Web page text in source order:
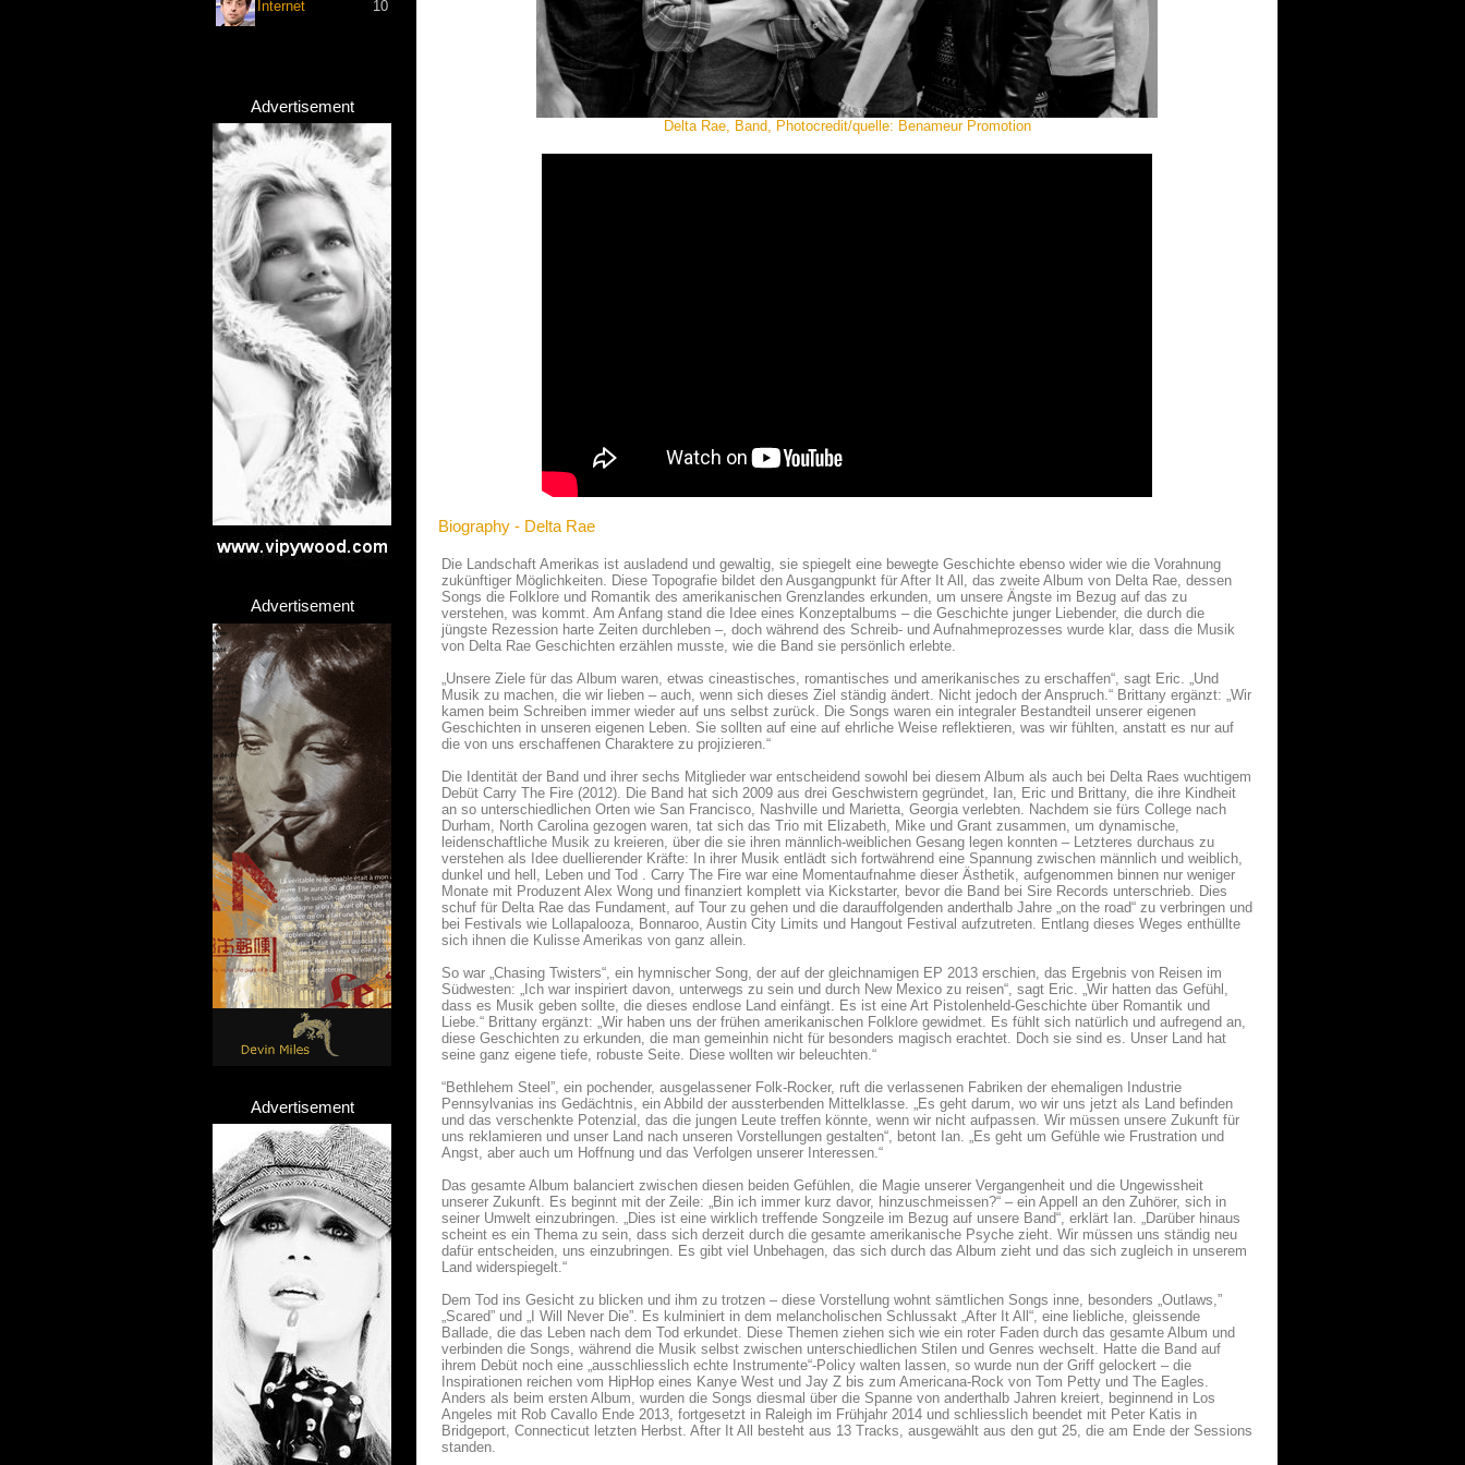
Internet 10
Advertisement
Advertisement
Advertisement
Delta Rae, Band, Photocredit/quelle: Benameur Promotion
Biography - Delta Rae
Die Landschaft Amerikas ist ausladend und gewaltig, sie spiegelt eine bewegte Geschichte ebenso wider wie die Vorahnung
zukünftiger Möglichkeiten. Diese Topografie bildet den Ausgangpunkt für After It All, das zweite Album von Delta Rae, dessen
Songs die Folklore und Romantik des amerikanischen Grenzlandes erkunden, um unsere Ängste im Bezug auf das zu
verstehen, was kommt. Am Anfang stand die Idee eines Konzeptalbums – die Geschichte junger Liebender, die durch die
jüngste Rezession harte Zeiten durchleben –, doch während des Schreib- und Aufnahmeprozesses wurde klar, dass die Musik
von Delta Rae Geschichten erzählen musste, wie die Band sie persönlich erlebte.
„Unsere Ziele für das Album waren, etwas cineastisches, romantisches und amerikanisches zu erschaffen“, sagt Eric. „Und
Musik zu machen, die wir lieben – auch, wenn sich dieses Ziel ständig ändert. Nicht jedoch der Anspruch.“ Brittany ergänzt: „Wir
kamen beim Schreiben immer wieder auf uns selbst zurück. Die Songs waren ein integraler Bestandteil unserer eigenen
Geschichten in unseren eigenen Leben. Sie sollten auf eine auf ehrliche Weise reflektieren, was wir fühlten, anstatt es nur auf
die von uns erschaffenen Charaktere zu projizieren.“
Die Identität der Band und ihrer sechs Mitglieder war entscheidend sowohl bei diesem Album als auch bei Delta Raes wuchtigem
Debüt Carry The Fire (2012). Die Band hat sich 2009 aus drei Geschwistern gegründet, Ian, Eric und Brittany, die ihre Kindheit
an so unterschiedlichen Orten wie San Francisco, Nashville und Marietta, Georgia verlebten. Nachdem sie fürs College nach
Durham, North Carolina gezogen waren, tat sich das Trio mit Elizabeth, Mike und Grant zusammen, um dynamische,
leidenschaftliche Musik zu kreieren, über die sie ihren männlich-weiblichen Gesang legen konnten – Letzteres durchaus zu
verstehen als Idee duellierender Kräfte: In ihrer Musik entlädt sich fortwährend eine Spannung zwischen männlich und weiblich,
dunkel und hell, Leben und Tod . Carry The Fire war eine Momentaufnahme dieser Ästhetik, aufgenommen binnen nur weniger
Monate mit Produzent Alex Wong und finanziert komplett via Kickstarter, bevor die Band bei Sire Records unterschrieb. Dies
schuf für Delta Rae das Fundament, auf Tour zu gehen und die darauffolgenden anderthalb Jahre „on the road“ zu verbringen und
bei Festivals wie Lollapalooza, Bonnaroo, Austin City Limits und Hangout Festival aufzutreten. Entlang dieses Weges enthüllte
sich ihnen die Kulisse Amerikas von ganz allein.
So war „Chasing Twisters“, ein hymnischer Song, der auf der gleichnamigen EP 2013 erschien, das Ergebnis von Reisen im
Südwesten: „Ich war inspiriert davon, unterwegs zu sein und durch New Mexico zu reisen“, sagt Eric. „Wir hatten das Gefühl,
dass es Musik geben sollte, die dieses endlose Land einfängt. Es ist eine Art Pistolenheld-Geschichte über Romantik und
Liebe.“ Brittany ergänzt: „Wir haben uns der frühen amerikanischen Folklore gewidmet. Es fühlt sich natürlich und aufregend an,
diese Geschichten zu erkunden, die man gemeinhin nicht für besonders magisch erachtet. Doch sie sind es. Unser Land hat
seine ganz eigene tiefe, robuste Seite. Diese wollten wir beleuchten.“
“Bethlehem Steel”, ein pochender, ausgelassener Folk-Rocker, ruft die verlassenen Fabriken der ehemaligen Industrie
Pennsylvanias ins Gedächtnis, ein Abbild der aussterbenden Mittelklasse. „Es geht darum, wo wir uns jetzt als Land befinden
und das verschenkte Potenzial, das die jungen Leute treffen könnte, wenn wir nicht aufpassen. Wir müssen unsere Zukunft für
uns reklamieren und unser Land nach unseren Vorstellungen gestalten“, betont Ian. „Es geht um Gefühle wie Frustration und
Angst, aber auch um Hoffnung und das Verfolgen unserer Interessen.“
Das gesamte Album balanciert zwischen diesen beiden Gefühlen, die Magie unserer Vergangenheit und die Ungewissheit
unserer Zukunft. Es beginnt mit der Zeile: „Bin ich immer kurz davor, hinzuschmeissen?“ – ein Appell an den Zuhörer, sich in
seiner Umwelt einzubringen. „Dies ist eine wirklich treffende Songzeile im Bezug auf unsere Band“, erklärt Ian. „Darüber hinaus
scheint es ein Thema zu sein, dass sich derzeit durch die gesamte amerikanische Psyche zieht. Wir müssen uns ständig neu
dafür entscheiden, uns einzubringen. Es gibt viel Unbehagen, das sich durch das Album zieht und das sich zugleich in unserem
Land widerspiegelt.“
Dem Tod ins Gesicht zu blicken und ihm zu trotzen – diese Vorstellung wohnt sämtlichen Songs inne, besonders „Outlaws,”
„Scared” und „I Will Never Die”. Es kulminiert in dem melancholischen Schlussakt „After It All“, eine liebliche, gleissende
Ballade, die das Leben nach dem Tod erkundet. Diese Themen ziehen sich wie ein roter Faden durch das gesamte Album und
verbinden die Songs, während die Musik selbst zwischen unterschiedlichen Stilen und Genres wechselt. Hatte die Band auf
ihrem Debüt noch eine „ausschliesslich echte Instrumente“-Policy walten lassen, so wurde nun der Griff gelockert – die
Inspirationen reichen vom HipHop eines Kanye West und Jay Z bis zum Americana-Rock von Tom Petty und The Eagles.
Anders als beim ersten Album, wurden die Songs diesmal über die Spanne von anderthalb Jahren kreiert, beginnend in Los
Angeles mit Rob Cavallo Ende 2013, fortgesetzt in Raleigh im Frühjahr 2014 und schliesslich beendet mit Peter Katis in
Bridgeport, Connecticut letzten Herbst. After It All besteht aus 13 Tracks, ausgewählt aus den gut 25, die am Ende der Sessions
standen.